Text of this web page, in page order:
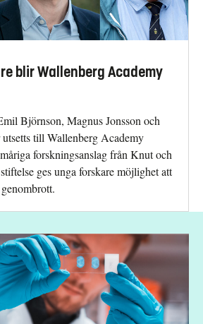
blir Wallenberg Academy
Björnson, Magnus Jonsson och
till Wallenberg Academy
forskningsanslag från Knut och
ges unga forskare möjlighet att